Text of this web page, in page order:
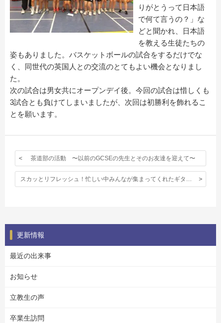
りがとうって日本語
で何て言うの？」な
どと聞かれ、日本語
を教える生徒たちの
姿もありました。バスケットボールの試合をするだけでな
く、同世代の英国人との交流のとてもよい機会となりまし
た。
次の試合は男女共にオープンデイ後。今回の試合は惜しくも
3試合とも負けてしまいましたが、次回は初勝利を飾れるこ
とを願います。
茶道部の活動 〜以前のGCSEの先生とそのお友達を迎えて〜
更新情報
最近の出来事
お知らせ
立教生の声
卒業生訪問